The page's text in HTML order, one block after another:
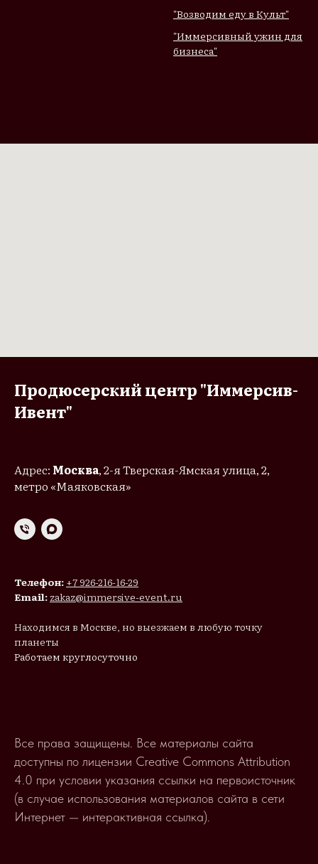
"Возводим еду в Культ"
"Иммерсивный ужин для
бизнеса"
Продюсерский центр "Иммерсив-
Ивент"
Адрес: Москва, 2-я Тверская-Ямская улица, 2,
метро «Маяковская»
Телефон: +7 926-216-16-29
Email: zakaz@immersive-event.ru
Находимся в Москве, но выезжаем в любую точку
планеты
Работаем круглосуточно
Все права защищены. Все материалы сайта
доступны по лицензии Creative Commons Attribution
4.0 при условии указания ссылки на первоисточник
(в случае использования материалов сайта в сети
Интернет — интерактивная ссылка).